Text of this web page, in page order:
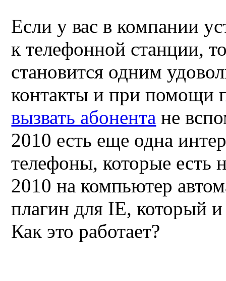
Если у вас в компании
к телефонной станции,
становится одним
контакты и при
вызвать абонента не
2010 есть еще одна
телефоны, которые есть
2010на компьютер
плагин для IE, который и
Как это работает?